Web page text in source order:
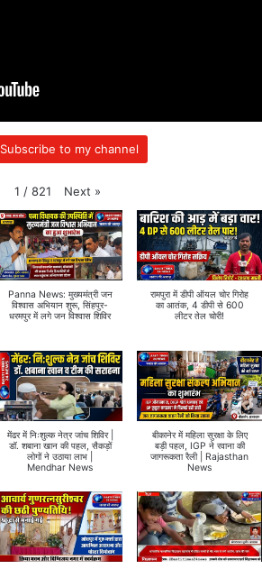
Subscribe to my channel
1 / 821 Next »
Panna News: मुख्यमंत्री जन
विश्वास अभियान शुरू, सिंहपुर-
धरमपुर में लगे जन विश्वास शिविर
रामपुरा में डीपी ऑयल चोर गिरोह
का आतंक, 4 डीपी से 600
लीटर तेल चोरी!
मेंढर में निःशुल्क नेत्र जांच शिविर |
डॉ. शबाना खान की पहल, सैकड़ों
लोगों ने उठाया लाभ |
Mendhar News
बीकानेर में महिला सुरक्षा के लिए
बड़ी पहल, IGP ने रवाना की
जागरूकता रैली | Rajasthan
News